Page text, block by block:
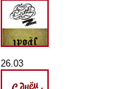
26.03